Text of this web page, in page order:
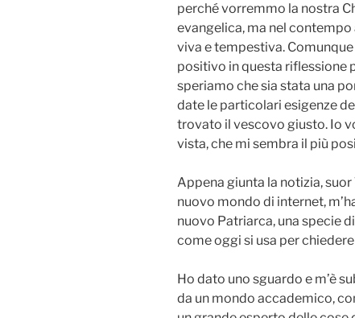
perché vorremmo la nostra
evangelica, ma nel
viva e tempestiva.
positivo in questa riflessione
speriamo che sia stata una
date le particolari esigenze
trovato il vescovo giusto. Io
vista, che mi sembra il più
Appena giunta la notizia,
nuovo mondo di internet,
nuovo Patriarca, una specie
come oggi si usa per
Ho dato uno sguardo e m’è
da un mondo accademico,